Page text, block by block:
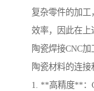
复杂零件的加工
效率，因此在上
陶瓷焊接CNC
陶瓷材料的连接
1. **高精度**：